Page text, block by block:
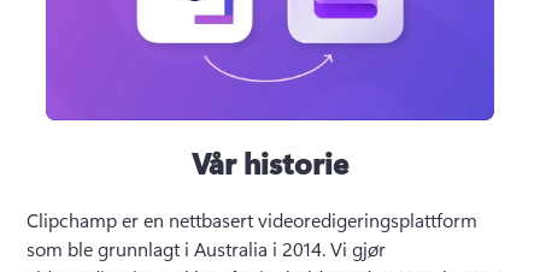
Vår historie
Clipchamp er en nettbasert videoredigeringsplattform
som ble grunnlagt i Australia i 2014. Vi gjør